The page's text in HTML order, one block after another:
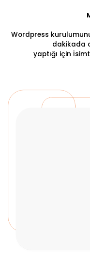
Wordpress
dakikada
yaptığı için